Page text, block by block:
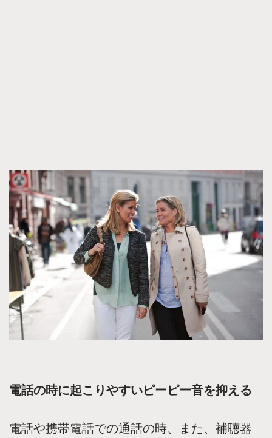
電話の時に起こりやすいピーピー音を抑える
電話や携帯電話での通話の時、また、補聴器